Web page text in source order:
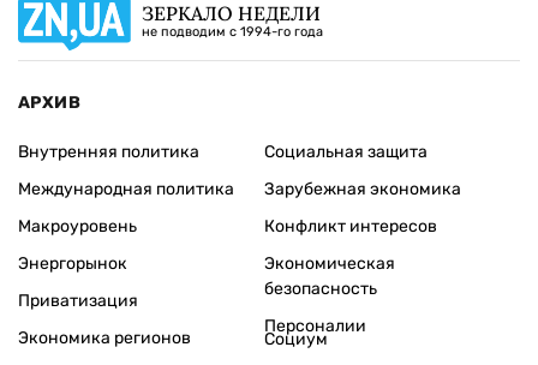
ЗЕРКАЛО НЕДЕЛИ
не подводим с 1994-го года
АРХИВ
Внутренняя политика
Международная политика
Макроуровень
Энергорынок
Приватизация
Экономика регионов
Социальная защита
Зарубежная экономика
Конфликт интересов
Экономическая
безопасность
Персоналии
Социум